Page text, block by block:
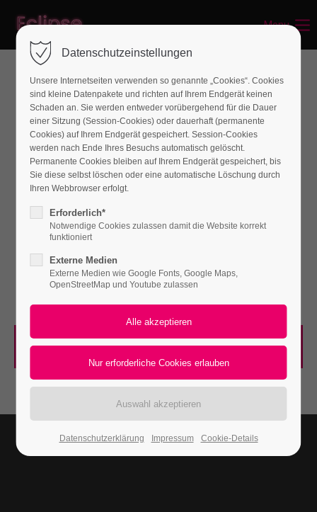
Login
Benutzername
Passwort
Register | Lost your password?
Support
Mon - Fri 8:00am - 5:00pm(GMT +1)
Get in touch
Menu
PROFESSIONAL SERVICES
Best Web Development in Berlin
Lorem ipsum dolor sit amet, consectetuer adipiscing elit.
Aenean commodo ligula eget dolor. Aenean massa. Cum
sociis natoque penatibus et magnis dis parturient montes,
nascetur ridiculus mus. Donec quam felis, ultricies nec,
pellentesque eu, pretium quis, sem.
Discover more
Datenschutzeinstellungen
Unsere Internetseiten verwenden so genannte „Cookies“. Cookies
sind kleine Datenpakete und richten auf Ihrem Endgerät keinen
Schaden an. Sie werden entweder vorübergehend für die Dauer
einer Sitzung (Session-Cookies) oder dauerhaft (permanente
Cookies) auf Ihrem Endgerät gespeichert. Session-Cookies
werden nach Ende Ihres Besuchs automatisch gelöscht.
Permanente Cookies bleiben auf Ihrem Endgerät gespeichert, bis
Sie diese selbst löschen oder eine automatische Löschung durch
Ihren Webbrowser erfolgt.
Erforderlich*
Notwendige Cookies zulassen damit die Website korrekt
funktioniert
Externe Medien
Externe Medien wie Google Fonts, Google Maps,
OpenStreetMap und Youtube zulassen
Datenschutzerklärung Impressum Cookie-Details